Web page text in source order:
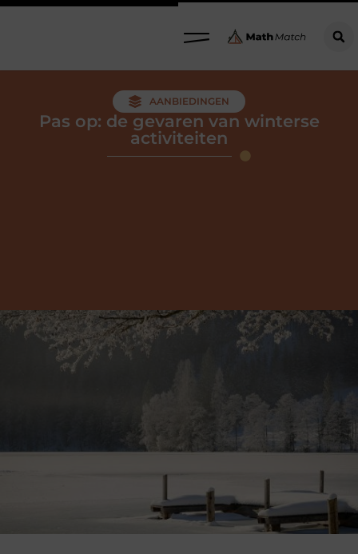
AANBIEDINGEN
Pas op: de gevaren van winterse
activiteiten